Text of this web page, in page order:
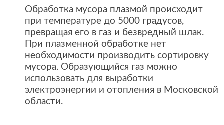
Обработка мусора плазмой происходит
при температуре до 5000 градусов,
превращая его в газ и безвредный шлак.
При плазменной обработке нет
необходимости производить сортировку
мусора. Образующийся газ можно
использовать для выработки
электроэнергии и отопления в Московской
области.